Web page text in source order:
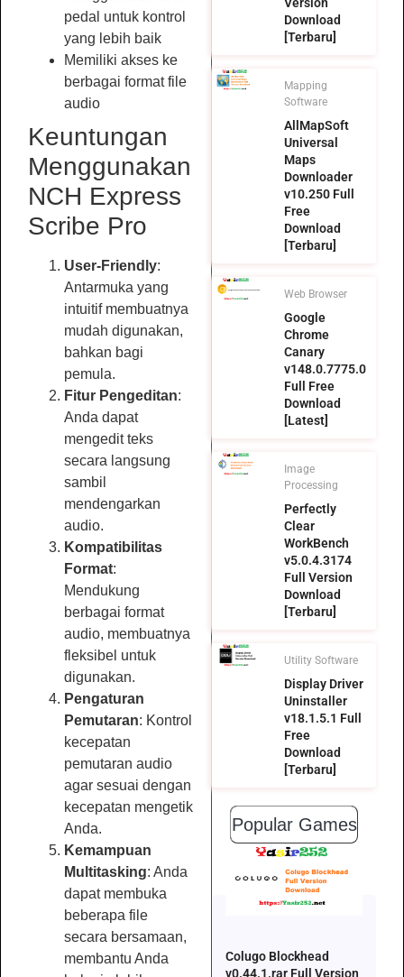
pedal untuk kontrol
yang lebih baik
Memiliki akses ke
berbagai format file
audio
Keuntungan
Menggunakan
NCH Express
Scribe Pro
User-Friendly:
Antarmuka yang
intuitif membuatnya
mudah digunakan,
bahkan bagi
pemula.
Fitur Pengeditan:
Anda dapat
mengedit teks
secara langsung
sambil
mendengarkan
audio.
Kompatibilitas
Format:
Mendukung
berbagai format
audio, membuatnya
fleksibel untuk
digunakan.
Pengaturan
Pemutaran: Kontrol
kecepatan
pemutaran audio
agar sesuai dengan
kecepatan mengetik
Anda.
Kemampuan
Multitasking: Anda
dapat membuka
beberapa file
secara bersamaan,
membantu Anda
Version
Download
[Terbaru]
Mapping
Software
AllMapSoft
Universal
Maps
Downloader
v10.250 Full
Free
Download
[Terbaru]
Web Browser
Google
Chrome
Canary
v148.0.7775.0
Full Free
Download
[Latest]
Image
Processing
Perfectly
Clear
WorkBench
v5.0.4.3174
Full Version
Download
[Terbaru]
Utility Software
Display Driver
Uninstaller
v18.1.5.1 Full
Free
Download
[Terbaru]
Popular Games
Colugo Blockhead
v0.44.1.rar Full Version